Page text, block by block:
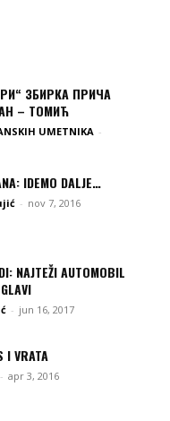
ЗБИРКА ПРИЧА
– ТОМИЋ
UMETNIKA -
IDEMO DALJE…
- nov 7, 2016
NAJTEŽI AUTOMOBIL
- jun 16, 2017
I VRATA
- apr 3, 2016